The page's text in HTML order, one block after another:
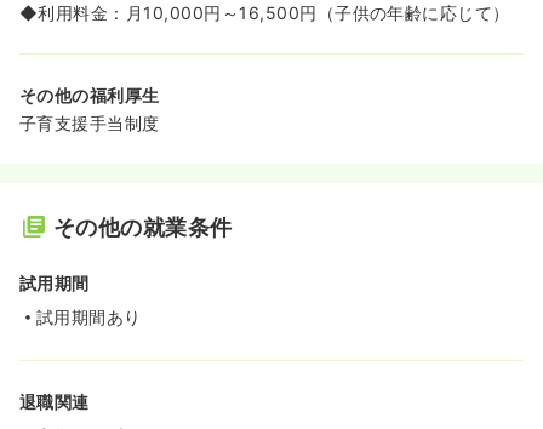
◆利用料金：月10,000円～16,500円（子供の年齢に応じて）
その他の福利厚生
子育支援手当制度
その他の就業条件
試用期間
試用期間あり
退職関連